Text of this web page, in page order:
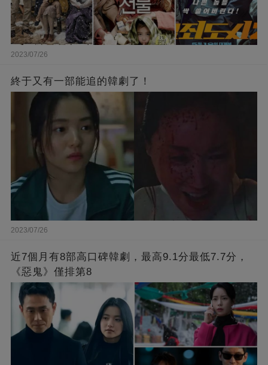
2023/07/26
終于又有一部能追的韓劇了！
2023/07/26
近7個月有8部高口碑韓劇，最高9.1分最低7.7分，
《惡鬼》僅排第8